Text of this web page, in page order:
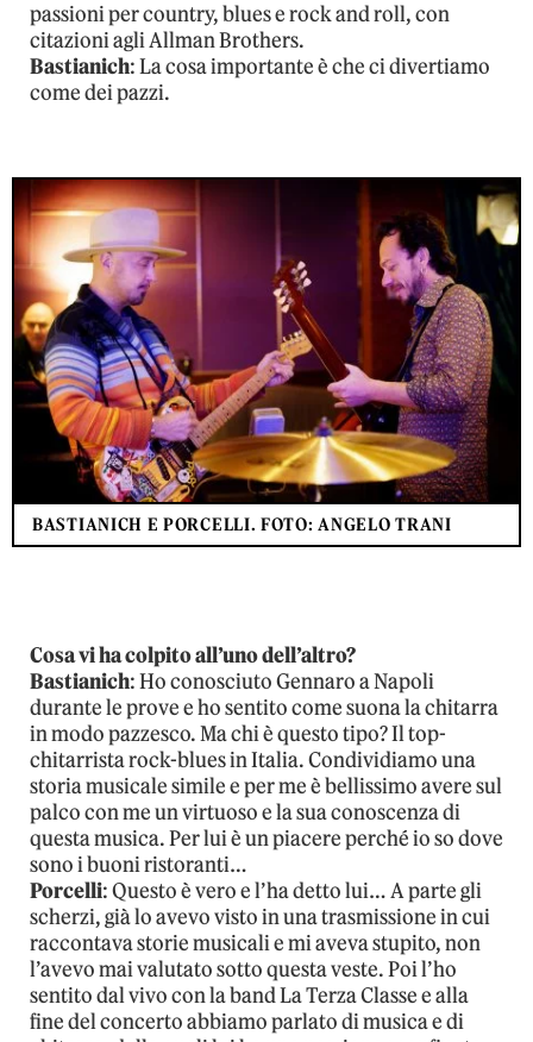
passioni per country, blues e rock and roll, con
citazioni agli Allman Brothers.
Bastianich: La cosa importante è che ci divertiamo
come dei pazzi.
BASTIANICH E PORCELLI. FOTO: ANGELO TRANI
Cosa vi ha colpito all’uno dell’altro?
Bastianich: Ho conosciuto Gennaro a Napoli
durante le prove e ho sentito come suona la chitarra
in modo pazzesco. Ma chi è questo tipo? Il top-
chitarrista rock-blues in Italia. Condividiamo una
storia musicale simile e per me è bellissimo avere sul
palco con me un virtuoso e la sua conoscenza di
questa musica. Per lui è un piacere perché io so dove
sono i buoni ristoranti…
Porcelli: Questo è vero e l’ha detto lui… A parte gli
scherzi, già lo avevo visto in una trasmissione in cui
raccontava storie musicali e mi aveva stupito, non
l’avevo mai valutato sotto questa veste. Poi l’ho
sentito dal vivo con la band La Terza Classe e alla
fine del concerto abbiamo parlato di musica e di